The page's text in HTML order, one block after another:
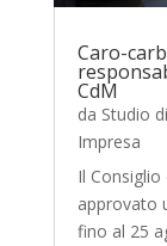
Caro-
CdM
da Studio
Impresa
Il
approvato
fino al 25